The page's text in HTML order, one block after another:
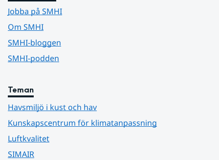
Jobba på SMHI
Om SMHI
SMHI-bloggen
SMHI-podden
Teman
Havsmiljö i kust och hav
Kunskapscentrum för klimatanpassning
Luftkvalitet
SIMAIR